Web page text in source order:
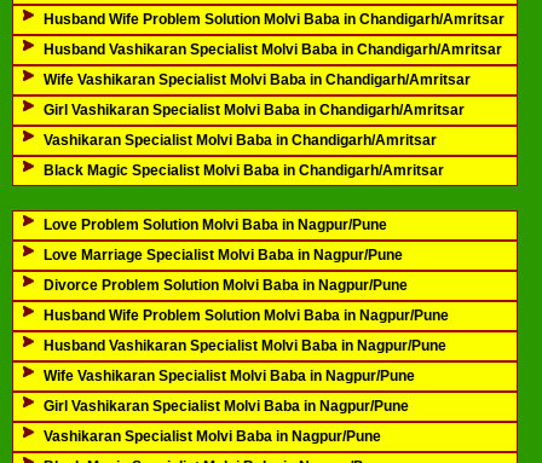
Husband Wife Problem Solution Molvi Baba in Chandigarh/Amritsar
Husband Vashikaran Specialist Molvi Baba in Chandigarh/Amritsar
Wife Vashikaran Specialist Molvi Baba in Chandigarh/Amritsar
Girl Vashikaran Specialist Molvi Baba in Chandigarh/Amritsar
Vashikaran Specialist Molvi Baba in Chandigarh/Amritsar
Black Magic Specialist Molvi Baba in Chandigarh/Amritsar
Love Problem Solution Molvi Baba in Nagpur/Pune
Love Marriage Specialist Molvi Baba in Nagpur/Pune
Divorce Problem Solution Molvi Baba in Nagpur/Pune
Husband Wife Problem Solution Molvi Baba in Nagpur/Pune
Husband Vashikaran Specialist Molvi Baba in Nagpur/Pune
Wife Vashikaran Specialist Molvi Baba in Nagpur/Pune
Girl Vashikaran Specialist Molvi Baba in Nagpur/Pune
Vashikaran Specialist Molvi Baba in Nagpur/Pune